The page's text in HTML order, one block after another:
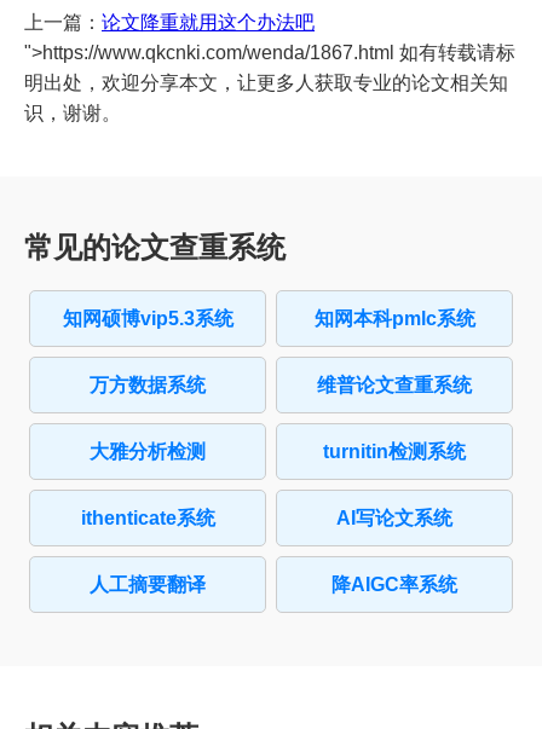
上一篇： 论文降重就用这个办法吧
">https://www.qkcnki.com/wenda/1867.html 如有转载请标
明出处，欢迎分享本文，让更多人获取专业的论文相关知
识，谢谢。
常见的论文查重系统
知网硕博vip5.3系统 知网本科pmlc系统
万方数据系统 维普论文查重系统
大雅分析检测 turnitin检测系统
ithenticate系统 AI写论文系统
人工摘要翻译 降AIGC率系统